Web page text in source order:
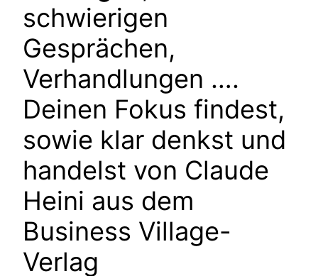
schwierigen
Gesprächen,
Verhandlungen ….
Deinen Fokus findest,
sowie klar denkst und
handelst von Claude
Heini aus dem
Business Village-
Verlag